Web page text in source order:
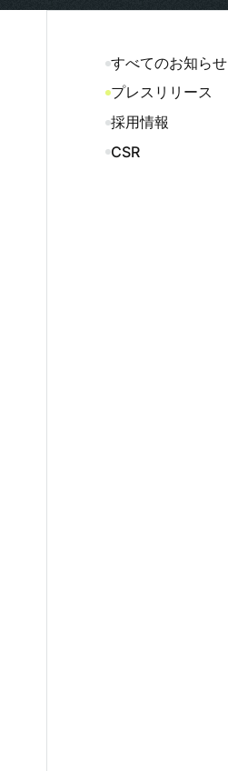
すべてのお知らせ
プレスリリース
採用情報
CSR